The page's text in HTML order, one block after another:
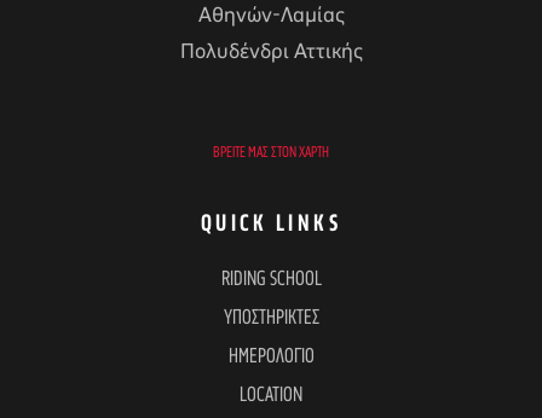
Αθηνών-Λαμίας
Πολυδένδρι Αττικής
ΒΡΕΊΤΕ ΜΑΣ ΣΤΟΝ ΧΆΡΤΗ
QUICK LINKS
RIDING SCHOOL
ΥΠΟΣΤΗΡΙΚΤΕΣ
ΗΜΕΡΟΛΟΓΙΟ
LOCATION